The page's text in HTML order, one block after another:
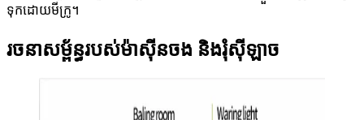
ទុកដោយមីក្រូ។
រចនាសម្ព័ន្ធរបស់ម៉ាស៊ីនចង និងរុំស៊ីឡាច